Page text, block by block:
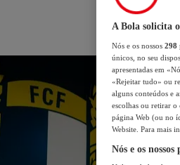
A Bola solicita
Nós e os nossos 298
únicos, no seu
apresentadas em
«Rejeitar tudo» ou
alguns conteúdos e
escolhas ou retirar
página Web (ou no
Website. Para mais
Nós e os